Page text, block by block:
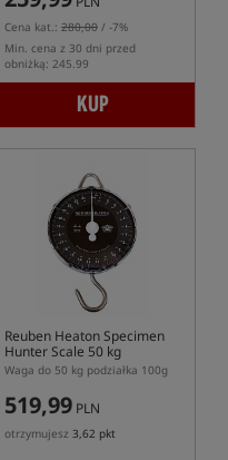
Cena kat.: 280,00 / -7%
Min. cena z 30 dni przed
obniżką: 245.99
KUP
Reuben Heaton Specimen
Hunter Scale 50 kg
Waga do 50 kg podziałka 100g
519,99 PLN
otrzymujesz 3,62 pkt